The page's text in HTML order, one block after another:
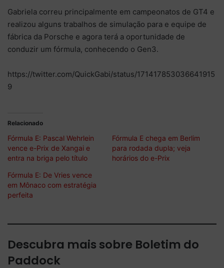
Gabriela correu principalmente em campeonatos de GT4 e
realizou alguns trabalhos de simulação para e equipe de
fábrica da Porsche e agora terá a oportunidade de
conduzir um fórmula, conhecendo o Gen3.
https://twitter.com/QuickGabi/status/171417853036641915
9
Relacionado
Fórmula E: Pascal Wehrlein
vence e-Prix de Xangai e
entra na briga pelo título
Fórmula E chega em Berlim
para rodada dupla; veja
horários do e-Prix
Fórmula E: De Vries vence
em Mônaco com estratégia
perfeita
Descubra mais sobre Boletim do
Paddock